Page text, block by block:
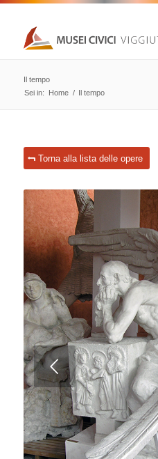
Il tempo
Sei in:
Home / Il tempo
Torna alla lista delle opere